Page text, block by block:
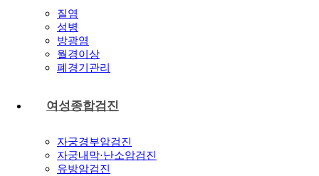
질염
성병
방광염
월경이상
폐경기관리
여성종합검진
자궁경부암검진
자궁내막·난소암검진
유방암검진